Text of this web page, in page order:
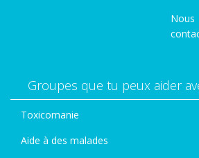
Nous
Groupes que tu peux aider
Toxicomanie
Aide à des malades